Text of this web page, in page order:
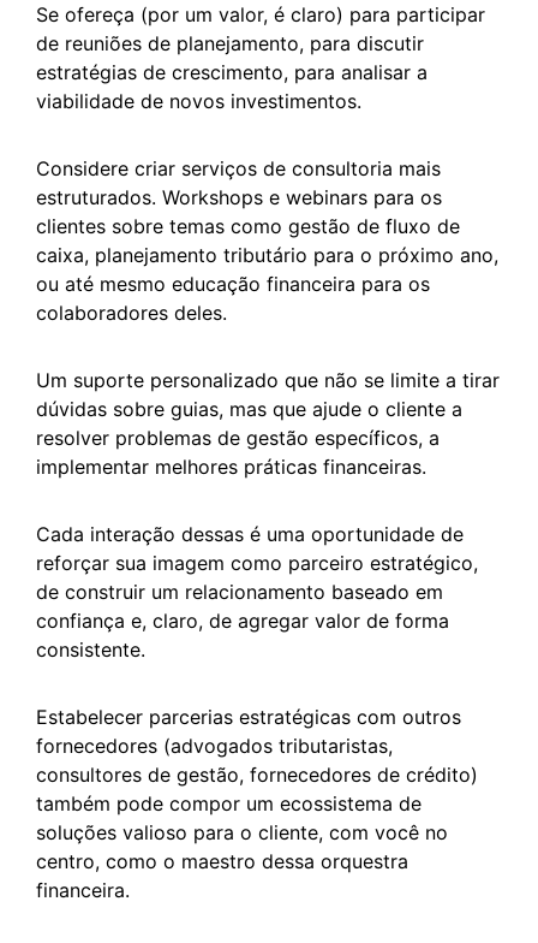
Se ofereça (por um valor, é claro) para participar
de reuniões de planejamento, para discutir
estratégias de crescimento, para analisar a
viabilidade de novos investimentos.
Considere criar serviços de consultoria mais
estruturados. Workshops e webinars para os
clientes sobre temas como gestão de fluxo de
caixa, planejamento tributário para o próximo ano,
ou até mesmo educação financeira para os
colaboradores deles.
Um suporte personalizado que não se limite a tirar
dúvidas sobre guias, mas que ajude o cliente a
resolver problemas de gestão específicos, a
implementar melhores práticas financeiras.
Cada interação dessas é uma oportunidade de
reforçar sua imagem como parceiro estratégico,
de construir um relacionamento baseado em
confiança e, claro, de agregar valor de forma
consistente.
Estabelecer parcerias estratégicas com outros
fornecedores (advogados tributaristas,
consultores de gestão, fornecedores de crédito)
também pode compor um ecossistema de
soluções valioso para o cliente, com você no
centro, como o maestro dessa orquestra
financeira.